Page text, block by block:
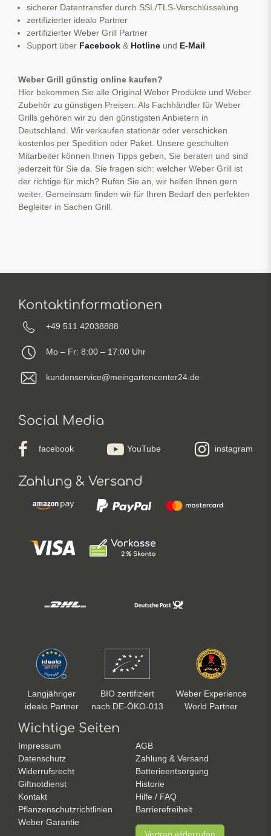
sicherer Datentransfer durch SSL/TLS-Verschlüsselung
zertifizierter idealo Partner
zertifizierter Weber Grill Partner
Support über Facebook & Hotline und E-Mail
Weber Grill günstig online kaufen?
Hier bekommen Sie alle Original Weber Produkte und Weber
Zubehör zu günstigen Preisen. Als Fachhändler für Weber
Grills gehören wir zu den günstigsten Anbietern in
Deutschland. Wir verkaufen stationär oder verschicken
kostenlos per Spedition oder Paket. Unsere geschulten
Mitarbeiter können Ihnen Tipps geben, Sie beraten und sind
jederzeit für Sie da. Sie fragen sich: welcher Weber Grill ist
der richtige für mich? Rufen Sie an, wir helfen Ihnen gern
weiter. Gemeinsam finden wir für Ihren Bedarf den perfekten
Begleiter in Sachen Grill.
Kontaktinformationen
+49 511 42038888
Mo – Fr: 8:00 – 17:00 Uhr
kundenservice@meingartencenter24.de
Social Media
facebook YouTube instagram
Zahlung & Versand
Langjähriger
idealo Partner
BIO zertifiziert
nach DE-ÖKO-013
Weber Experience
World Partner
Wichtige Seiten
Impressum
AGB
Datenschutz
Zahlung & Versand
Widerrufsrecht
Batterieentsorgung
Giftnotdienst
Historie
Kontakt
Hilfe / FAQ
Pflanzenschutzrichtlinien
Barrierefreiheit
Weber Garantie